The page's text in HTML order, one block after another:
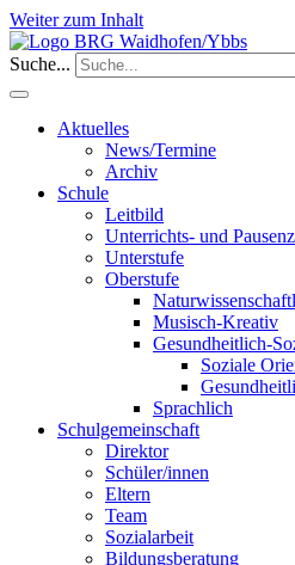
Weiter zum Inhalt
Suche...
Aktuelles
News/Termine
Archiv
Schule
Leitbild
Unterrichts- und
Unterstufe
Oberstufe
Musisch-Kreativ
Gesundheitlich-
Soziale
Sprachlich
Schulgemeinschaft
Direktor
Schüler/innen
Eltern
Team
Sozialarbeit
Bildungsberatung